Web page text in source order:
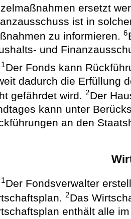
ersetzt
ist in
zu informieren.6
und
1Der Fonds kann
dadurch die Erfüllung
gefährdet wird.2Der
kann unter
an den
1Der Fondsverwalter
2Das
enthält alle